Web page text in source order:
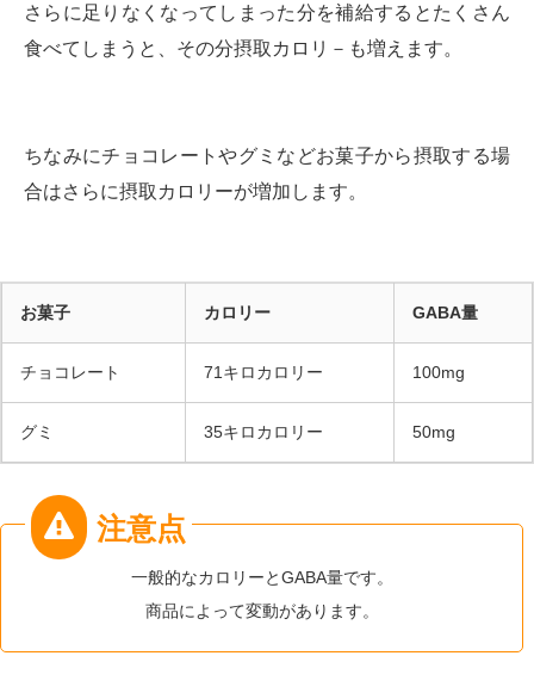
さらに足りなくなってしまった分を補給するとたくさん
食べてしまうと、その分摂取カロリ－も増えます。
ちなみにチョコレートやグミなどお菓子から摂取する場
合はさらに摂取カロリーが増加します。
お菓子 カロリー GABA量
チョコレート 71キロカロリー 100mg
グミ 35キロカロリー 50mg
一般的なカロリーとGABA量です。
商品によって変動があります。